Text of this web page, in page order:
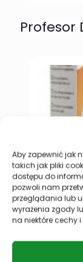
Aby zapewnić jak
takich jak pliki
dostępu do
pozwoli nam
przeglądania lub
wyrażenia zgody
na niektóre cechy i
Profesor
który
i wirusy, w